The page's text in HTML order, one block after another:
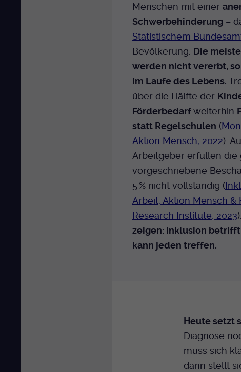
Menschen mit einer
Schwerbehinderung–
Statistischem
Bevölkerung. Die
werden nicht vererbt,
im Laufe des Lebens.
über die Hälfte der
Förderbedarfweiterhin
statt Regelschulen (
Aktion Mensch, 2022).
Arbeitgeber erfüllen die
vorgeschriebene
5 % nicht vollständig (
Arbeit, Aktion Mensch &
Research Institute, 2023).
zeigen: Inklusion
kann jeden treffen.
Heute setzt
Diagnose
muss sich
dann stellt